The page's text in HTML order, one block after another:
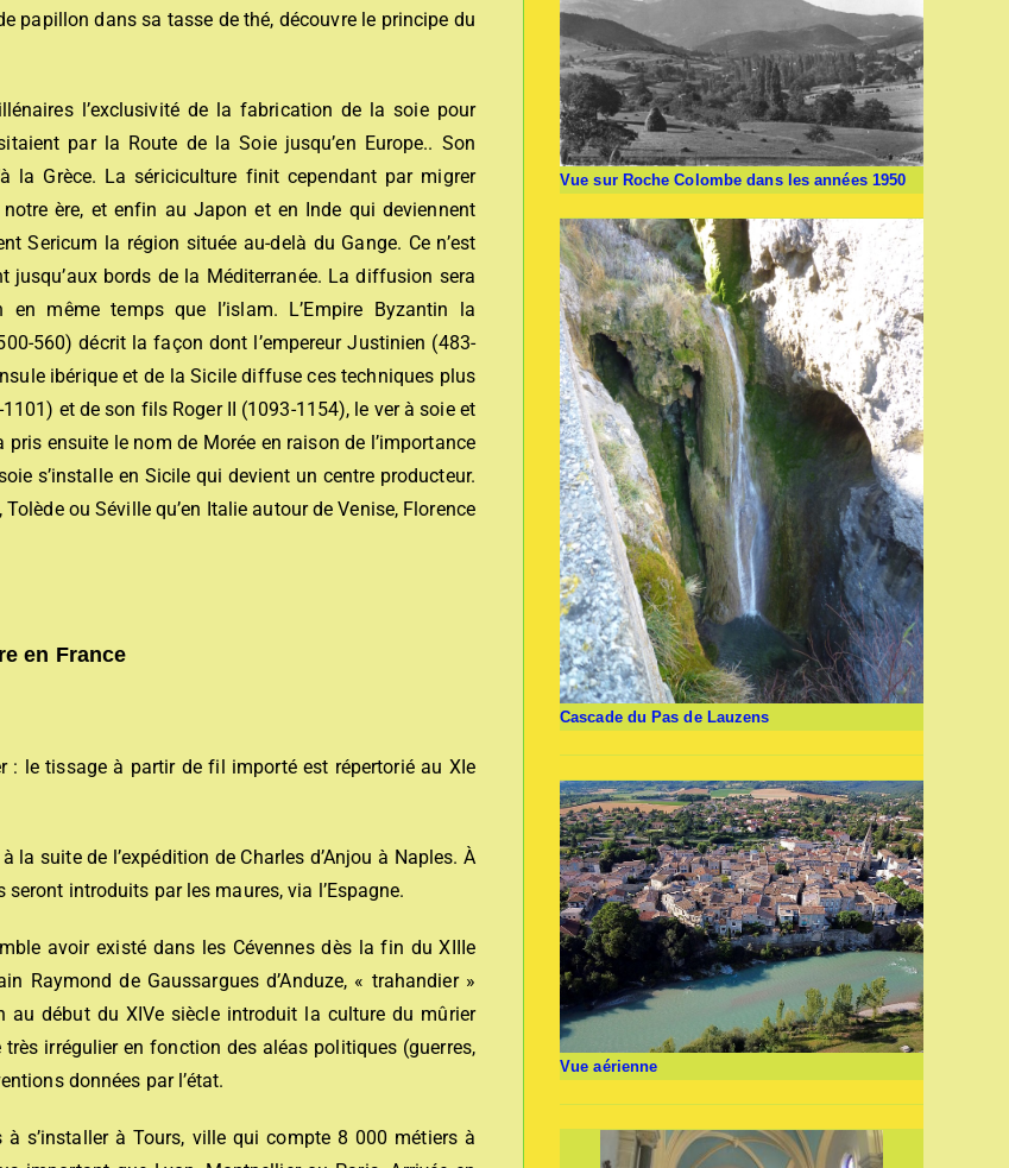
papillon dans sa tasse de thé, découvre le principe du
l’exclusivité de la fabrication de la soie pour
par la Route de la Soie jusqu’en Europe.. Son
la Grèce. La sériciculture finit cependant par migrer
ère, et enfin au Japon et en Inde qui deviennent
Sericum la région située au-delà du Gange. Ce n’est
jusqu’aux bords de la Méditerranée. La diffusion sera
même temps que l’islam. L’Empire Byzantin la
560) décrit la façon dont l’empereur Justinien (483-
ibérique et de la Sicile diffuse ces techniques plus
et de son fils Roger II (1093-1154), le ver à soie et
ensuite le nom de Morée en raison de l’importance
s’installe en Sicile qui devient un centre producteur.
ou Séville qu’en Italie autour de Venise, Florence
en France
: le tissage à partir de fil importé est répertorié au XIe
suite de l’expédition de Charles d’Anjou à Naples. À
introduits par les maures, via l’Espagne.
avoir existé dans les Cévennes dès la fin du XIIIe
Raymond de Gaussargues d’Anduze, « trahandier »
au début du XIVe siècle introduit la culture du mûrier
irrégulier en fonction des aléas politiques (guerres,
données par l’état.
s’installer à Tours, ville qui compte 8 000 métiers à
Vue sur Roche Colombe dans les années 1950
Cascade du Pas de Lauzens
Vue aérienne